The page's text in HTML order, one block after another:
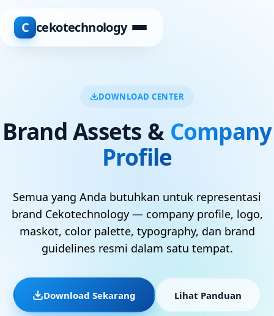
C cekotechnology
DOWNLOAD CENTER
Brand Assets & Company
Profile
Semua yang Anda butuhkan untuk representasi
brand Cekotechnology — company profile, logo,
maskot, color palette, typography, dan brand
guidelines resmi dalam satu tempat.
Download Sekarang Lihat Panduan